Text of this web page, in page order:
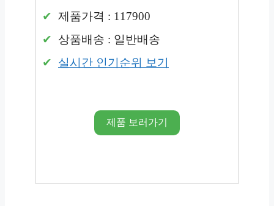
제품가격 : 117900
상품배송 : 일반배송
실시간 인기순위 보기
제품 보러가기